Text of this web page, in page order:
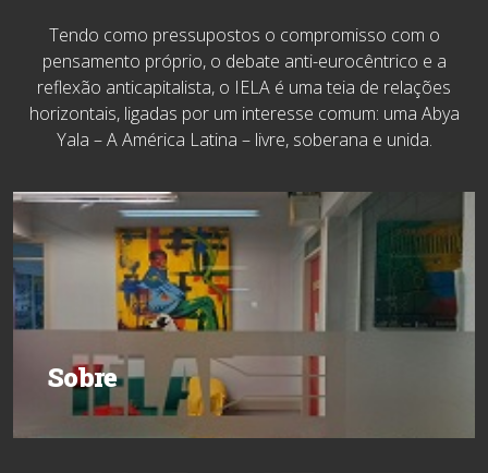
Tendo como pressupostos o compromisso com o
pensamento próprio, o debate anti-eurocêntrico e a
reflexão anticapitalista, o IELA é uma teia de relações
horizontais, ligadas por um interesse comum: uma Abya
Yala – A América Latina – livre, soberana e unida.
Sobre